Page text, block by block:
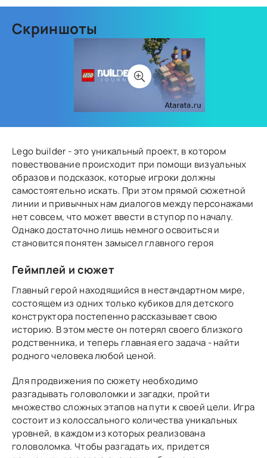
Скриншоты
Lego builder - это уникальный проект, в котором
повествование происходит при помощи визуальных
образов и подсказок, которые игроки должны
самостоятельно искать. При этом прямой сюжетной
линии и привычных нам диалогов между персонажами
нет совсем, что может ввести в ступор по началу.
Однако достаточно лишь немного освоиться и
становится понятен замысел главного героя
Геймплей и сюжет
Главный герой находящийся в нестандартном мире,
состоящем из одних только кубиков для детского
конструктора постепенно рассказывает свою
историю. В этом месте он потерял своего близкого
родственника, и теперь главная его задача - найти
родного человека любой ценой.
Для продвижения по сюжету необходимо
разгадывать головоломки и загадки, пройти
множество сложных этапов на пути к своей цели. Игра
состоит из колоссального количества уникальных
уровней, в каждом из которых реализована
головоломка. Чтобы разгадать их, придется